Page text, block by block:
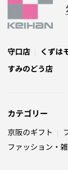
守口店 くずは
すみのどう店
カテゴリー
京阪のギフト
ファッション・